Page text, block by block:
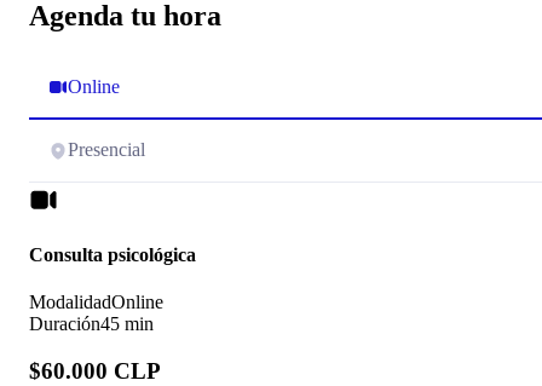
Agenda tu hora
Online
Presencial
Consulta psicológica
ModalidadOnline
Duración45 min
$60.000 CLP